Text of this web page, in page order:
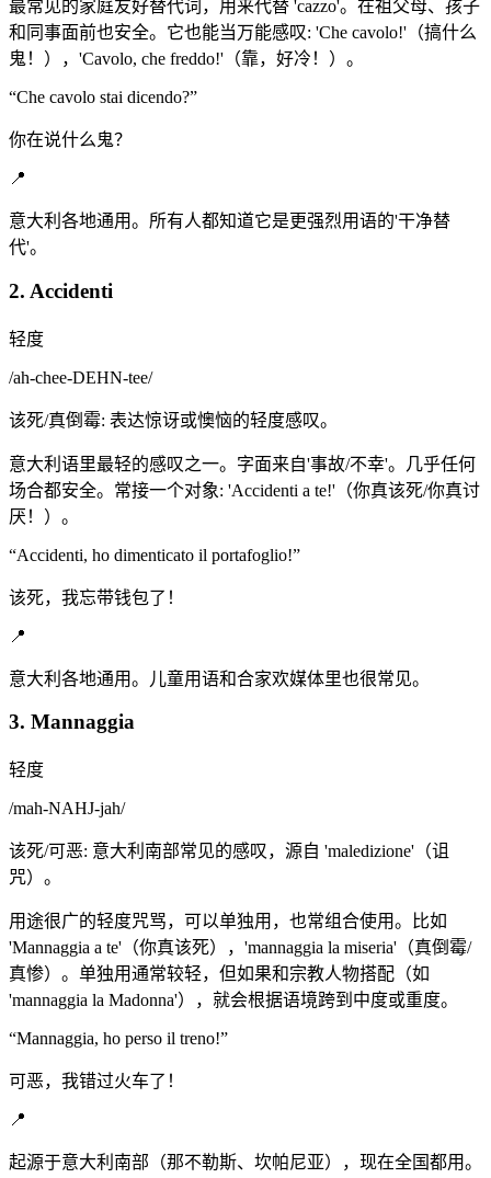
最常见的家庭友好替代词，用来代替 'cazzo'。在祖父母、孩子
和同事面前也安全。它也能当万能感叹: 'Che cavolo!'（搞什么
鬼！），'Cavolo, che freddo!'（靠，好冷！）。
“Che cavolo stai dicendo?”
你在说什么鬼？
📍
意大利各地通用。所有人都知道它是更强烈用语的'干净替
代'。
2. Accidenti
轻度
/ah-chee-DEHN-tee/
该死/真倒霉: 表达惊讶或懊恼的轻度感叹。
意大利语里最轻的感叹之一。字面来自'事故/不幸'。几乎任何
场合都安全。常接一个对象: 'Accidenti a te!'（你真该死/你真讨
厌！）。
“Accidenti, ho dimenticato il portafoglio!”
该死，我忘带钱包了！
📍
意大利各地通用。儿童用语和合家欢媒体里也很常见。
3. Mannaggia
轻度
/mah-NAHJ-jah/
该死/可恶: 意大利南部常见的感叹，源自 'maledizione'（诅
咒）。
用途很广的轻度咒骂，可以单独用，也常组合使用。比如
'Mannaggia a te'（你真该死），'mannaggia la miseria'（真倒霉/
真惨）。单独用通常较轻，但如果和宗教人物搭配（如
'mannaggia la Madonna'），就会根据语境跨到中度或重度。
“Mannaggia, ho perso il treno!”
可恶，我错过火车了！
📍
起源于意大利南部（那不勒斯、坎帕尼亚），现在全国都用。